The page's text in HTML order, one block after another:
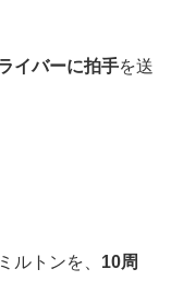
イバーに拍手を送
ルトンを、 10周